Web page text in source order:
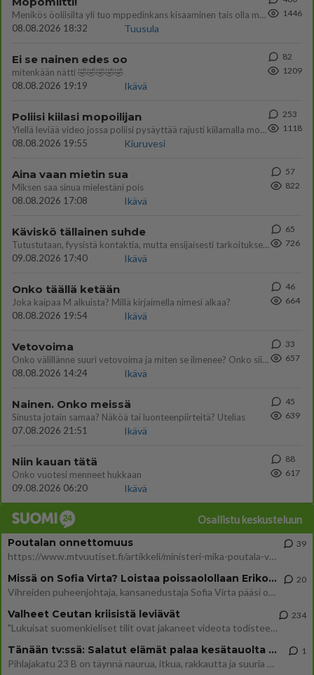
Menikös öoliisilta yli tuo mppedinkans kisaaminen tais olla melkoinen riski vahigoittaa tarpeettomasti jopa kuolla tuoss
08.08.2026 18:32
Tuusula
1446
Ei se nainen edes oo
mitenkään nätti 🤣🤣🤣🤣🤣
08.08.2026 19:19
Ikävä
82
1209
Poliisi kiilasi mopoilijan
Ylellä leviää video jossa poliisi pysäyttää rajusti kiilamalla mopo pojan. Toivottavasti poliisi ottaa tuosta mallia myö
08.08.2026 19:55
Kiuruvesi
253
1118
Aina vaan mietin sua
Miksen saa sinua mielestäni pois
08.08.2026 17:08
Ikävä
57
822
Käviskö tällainen suhde
Tutustutaan, fyysistä kontaktia, mutta ensijaisesti tarkoituksena ei ole aloittaa mitään virallista tai rikkoa mitään? E
09.08.2026 17:40
Ikävä
65
726
Onko täällä ketään
Joka kaipaa M alkuista? Millä kirjaimella nimesi alkaa?
08.08.2026 19:54
Ikävä
46
664
Vetovoima
Onko välillänne suuri vetovoima ja miten se ilmenee? Onko siitä haittaa?
08.08.2026 14:24
Ikävä
33
657
Nainen. Onko meissä
Sinusta jotain samaa? Näköä tai luonteenpiirteitä? Utelias
07.08.2026 21:51
Ikävä
45
639
Niin kauan tätä
Onko vuotesi menneet hukkaan
09.08.2026 06:20
Ikävä
88
617
Osallistu keskusteluun
Poutalan onnettomuus
https://www.mtvuutiset.fi/artikkeli/ministeri-mika-poutala-vakavassa-onnettomuudessa/9375980 Kumma kun jutussa ei manit
39
Missä on Sofia Virta? Loistaa poissaolollaan Erikoisjoukot uudelta kaudelta
Vihreiden puheenjohtaja, kansanedustaja Sofia Virta pääsi otsikoihin, kun tieto hänen osallistumisestaan Erikoisjoukot-k
20
Valheet Ceutan kriisistä leviävät
"Lukuisat suomenkieliset tilit ovat jakaneet videota todisteena siitä, että siirtolaisjoukot aiheuttavat edelleen Ceutas
234
Tänään tv:ssä: Salatut elämät palaa kesätauolta - Tässä hieman juonipaljastuksia
Pihlajakatu 23 B on täynnä naurua, itkua, rakkautta ja suuria salaisuuksia. Suomalaisten yksi pitkäikäisimmistä draamas
1